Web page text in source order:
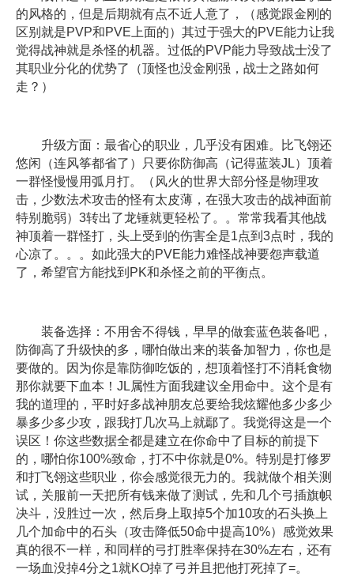
的风格的，但是后期就有点不近人意了，（感觉跟金刚的
区别就是PVP和PVE上面的）其过于强大的PVE能力让我
觉得战神就是杀怪的机器。过低的PVP能力导致战士没了
其职业分化的优势了（顶怪也没金刚强，战士之路如何
走？）
升级方面：最省心的职业，几乎没有困难。比飞翎还
悠闲（连风筝都省了）只要你防御高（记得蓝装JL）顶着
一群怪慢慢用弧月打。（风火的世界大部分怪是物理攻
击，少数法术攻击的怪有太皮薄，在强大攻击的战神面前
特别脆弱）3转出了龙锤就更轻松了。。常常我看其他战
神顶着一群怪打，头上受到的伤害全是1点到3点时，我的
心凉了。。。如此强大的PVE能力难怪战神要怨声载道
了，希望官方能找到PK和杀怪之前的平衡点。
装备选择：不用舍不得钱，早早的做套蓝色装备吧，
防御高了升级快的多，哪怕做出来的装备加智力，你也是
要做的。因为你是靠防御吃饭的，想顶着怪打不消耗食物
那你就要下血本！JL属性方面我建议全用命中。这个是有
我的道理的，平时好多战神朋友总要给我炫耀他多少多少
暴多少多少攻，跟我打几次马上就鄢了。我觉得这是一个
误区！你这些数据全都是建立在你命中了目标的前提下
的，哪怕你100%致命，打不中你就是0%。特别是打修罗
和打飞翎这些职业，你会感觉很无力的。我就做个相关测
试，关服前一天把所有钱来做了测试，先和几个弓插旗帜
决斗，没胜过一次，然后身上取掉5个加10攻的石头换上
几个加命中的石头（攻击降低50命中提高10%）感觉效果
真的很不一样，和同样的弓打胜率保持在30%左右，还有
一场血没掉4分之1就KO掉了弓并且把他打死掉了=。